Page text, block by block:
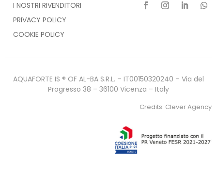
I NOSTRI RIVENDITORI
PRIVACY POLICY
COOKIE POLICY
AQUAFORTE IS ® OF AL-BA S.R.L. – IT00150320240 – Via del
Progresso 38 – 36100 Vicenza – Italy
Credits: Clever Agency